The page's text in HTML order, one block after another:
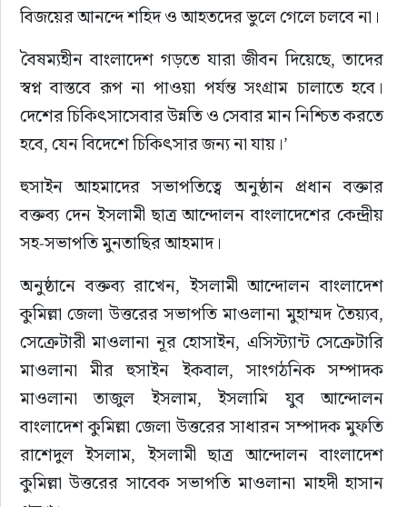
বিজয়ের আনন্দে শহিদ ও আহতদের ভুলে গেলে চলবে না।
বৈষম্যহীন বাংলাদেশ গড়তে যারা জীবন দিয়েছে, তাদের
স্বপ্ন বাস্তবে রূপ না পাওয়া পর্যন্ত সংগ্রাম চালাতে হবে।
দেশের চিকিৎসাসেবার উন্নতি ও সেবার মান নিশ্চিত করতে
হবে, যেন বিদেশে চিকিৎসার জন্য না যায়।’
হুসাইন আহমাদের সভাপতিত্বে অনুষ্ঠান প্রধান বক্তার
বক্তব্য দেন ইসলামী ছাত্র আন্দোলন বাংলাদেশের কেন্দ্রীয়
সহ-সভাপতি মুনতাছির আহমাদ।
অনুষ্ঠানে বক্তব্য রাখেন, ইসলামী আন্দোলন বাংলাদেশ
কুমিল্লা জেলা উত্তরের সভাপতি মাওলানা মুহাম্মদ তৈয়্যব,
সেক্রেটারী মাওলানা নূর হোসাইন, এসিস্ট্যান্ট সেক্রেটারি
মাওলানা মীর হুসাইন ইকবাল, সাংগঠনিক সম্পাদক
মাওলানা তাজুল ইসলাম, ইসলামি যুব আন্দোলন
বাংলাদেশ কুমিল্লা জেলা উত্তরের সাধারন সম্পাদক মুফতি
রাশেদুল ইসলাম, ইসলামী ছাত্র আন্দোলন বাংলাদেশ
কুমিল্লা উত্তরের সাবেক সভাপতি মাওলানা মাহদী হাসান